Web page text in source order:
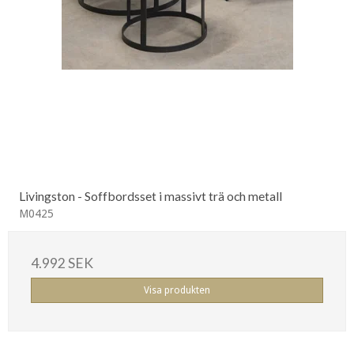
Livingston - Soffbordsset i massivt trä och metall
M0425
4.992 SEK
Visa produkten